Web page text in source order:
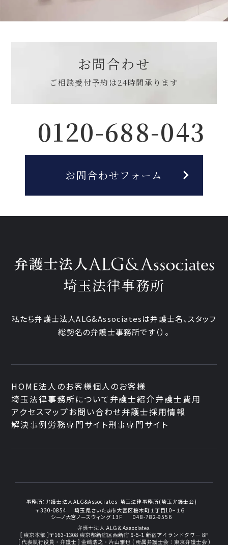
お問合わせ
ご相談受付予約は24時間承ります
0120-688-043
お問合わせフォーム
埼玉法律事務所
私たち弁護士法人ALG&Associatesは弁護士名、 スタッフ
総勢名の弁護士事務所です（）。
HOME法人のお客様個人のお客様
埼玉法律事務所について 弁護士紹介弁護士費用
アクセスマップお問い合わせ弁護士採用情報
解決事例労務専門サイト刑事専門サイト
事務所： 弁護士法人ALG&Associates 埼玉法律事務所(埼玉弁護士会)
〒330-0854
埼玉県さいたま市大宮区桜木町１丁目10−１６
シーノ大宮ノースウィング 13F
048-782-9556